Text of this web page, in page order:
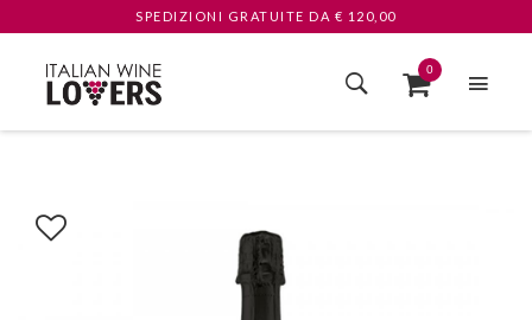
SPEDIZIONI GRATUITE DA € 120,00
0